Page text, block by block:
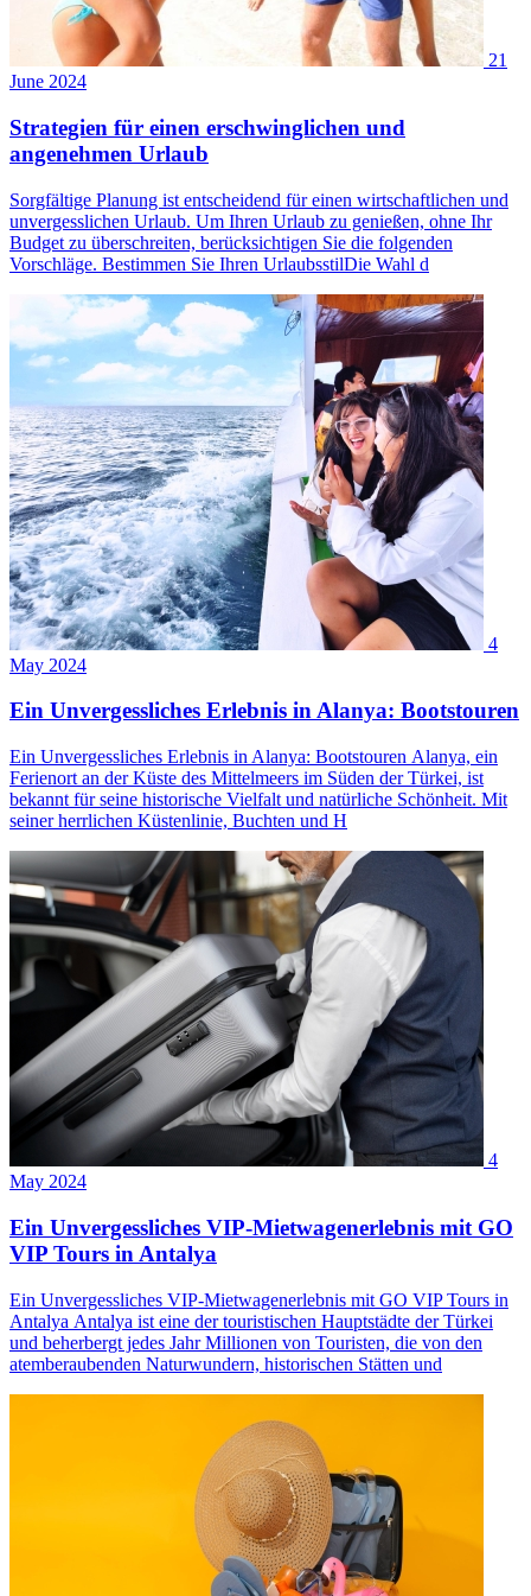
21
June 2024
Strategien für einen erschwinglichen und
angenehmen Urlaub
Sorgfältige Planung ist entscheidend für einen wirtschaftlichen und
unvergesslichen Urlaub. Um Ihren Urlaub zu genießen, ohne Ihr
Budget zu überschreiten, berücksichtigen Sie die folgenden
Vorschläge. Bestimmen Sie Ihren UrlaubsstilDie Wahl d
4
May 2024
Ein Unvergessliches Erlebnis in Alanya: Bootstouren
Ein Unvergessliches Erlebnis in Alanya: Bootstouren Alanya, ein
Ferienort an der Küste des Mittelmeers im Süden der Türkei, ist
bekannt für seine historische Vielfalt und natürliche Schönheit. Mit
seiner herrlichen Küstenlinie, Buchten und H
4
May 2024
Ein Unvergessliches VIP-Mietwagenerlebnis mit GO
VIP Tours in Antalya
Ein Unvergessliches VIP-Mietwagenerlebnis mit GO VIP Tours in
Antalya Antalya ist eine der touristischen Hauptstädte der Türkei
und beherbergt jedes Jahr Millionen von Touristen, die von den
atemberaubenden Naturwundern, historischen Stätten und